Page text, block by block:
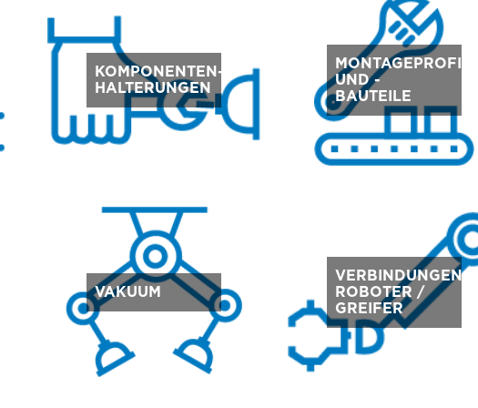
KOMPONENTEN-
HALTERUNGEN
UND -
BAUTEILE
VAKUUM
VERBINDUNGEN
ROBOTER /
GREIFER